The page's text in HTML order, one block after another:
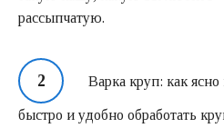
рассыпчатую.
Варка круп: как
быстро и удобно обработать